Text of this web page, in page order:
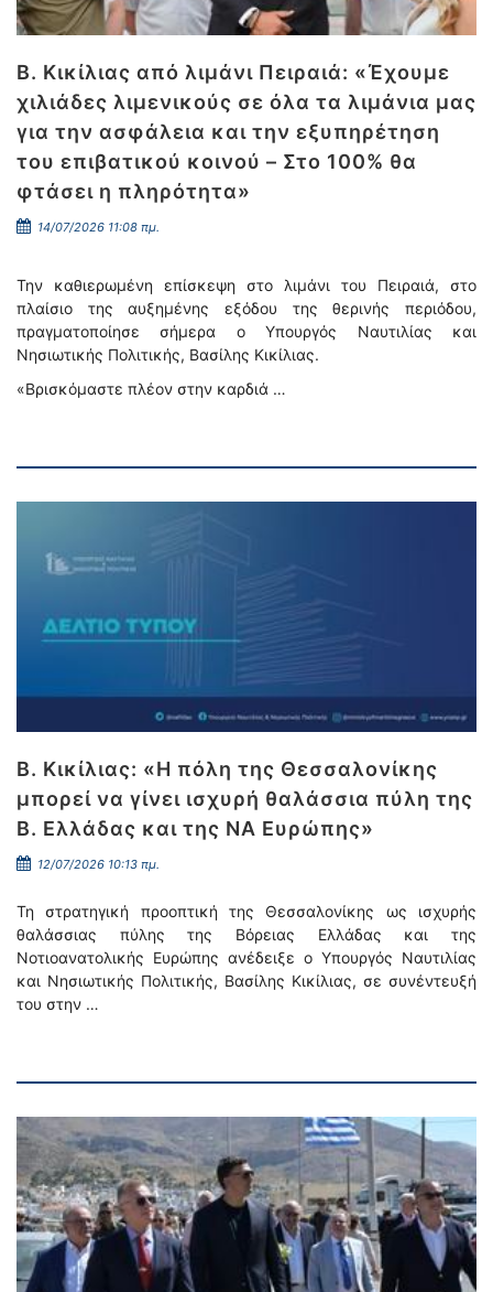
Β. Κικίλιας από λιμάνι Πειραιά: «Έχουμε
χιλιάδες λιμενικούς σε όλα τα λιμάνια μας
για την ασφάλεια και την εξυπηρέτηση
του επιβατικού κοινού – Στο 100% θα
φτάσει η πληρότητα»
14/07/2026 11:08 πμ.
Την καθιερωμένη επίσκεψη στο λιμάνι του Πειραιά, στο
πλαίσιο της αυξημένης εξόδου της θερινής περιόδου,
πραγματοποίησε σήμερα ο Υπουργός Ναυτιλίας και
Νησιωτικής Πολιτικής, Βασίλης Κικίλιας.
«Βρισκόμαστε πλέον στην καρδιά …
Β. Κικίλιας: «Η πόλη της Θεσσαλονίκης
μπορεί να γίνει ισχυρή θαλάσσια πύλη της
Β. Ελλάδας και της ΝΑ Ευρώπης»
12/07/2026 10:13 πμ.
Τη στρατηγική προοπτική της Θεσσαλονίκης ως ισχυρής
θαλάσσιας πύλης της Βόρειας Ελλάδας και της
Νοτιοανατολικής Ευρώπης ανέδειξε ο Υπουργός Ναυτιλίας
και Νησιωτικής Πολιτικής, Βασίλης Κικίλιας, σε συνέντευξή
του στην …